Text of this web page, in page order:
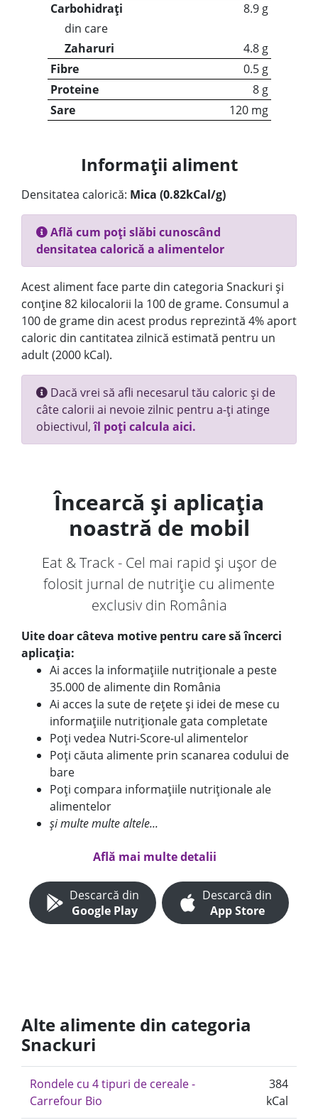
Carbohidrați
8.9 g
din care
Zaharuri
4.8 g
Fibre
0.5 g
Proteine
8 g
Sare
120 mg
Informații aliment
Densitatea calorică: Mica (0.82kCal/g)
Află cum poți slăbi cunoscând
densitatea calorică a alimentelor
Acest aliment face parte din categoria Snackuri și
conține 82 kilocalorii la 100 de grame. Consumul a
100 de grame din acest produs reprezintă 4% aport
caloric din cantitatea zilnică estimată pentru un
adult (2000 kCal).
Dacă vrei să afli necesarul tău caloric și de
câte calorii ai nevoie zilnic pentru a-ți atinge
obiectivul,îl poți calcula aici.
Încearcă și aplicația
noastră de mobil
Eat & Track - Cel mai rapid și ușor de
folosit jurnal de nutriție cu alimente
exclusiv din România
Uite doar câteva motive pentru care să încerci
aplicația:
Ai acces la informațiile nutriționale a peste
35.000 de alimente din România
Ai acces la sute de rețete și idei de mese cu
informațiile nutriționale gata completate
Poți vedea Nutri-Score-ul alimentelor
Poți căuta alimente prin scanarea codului de
bare
Poți compara informațiile nutriționale ale
alimentelor
și multe multe altele...
Află mai multe detalii
Descarcă din
Google Play
Descarcă din
App Store
Alte alimente din categoria
Snackuri
Rondele cu 4 tipuri de cereale -
Carrefour Bio
384
kCal